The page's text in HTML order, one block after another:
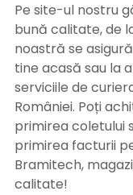
Pe site-ul nostru
bună calitate, de
noastră se
tine acasă sau la
serviciile de
României. Poți
primirea coletului
primirea facturii
Bramitech,
calitate!